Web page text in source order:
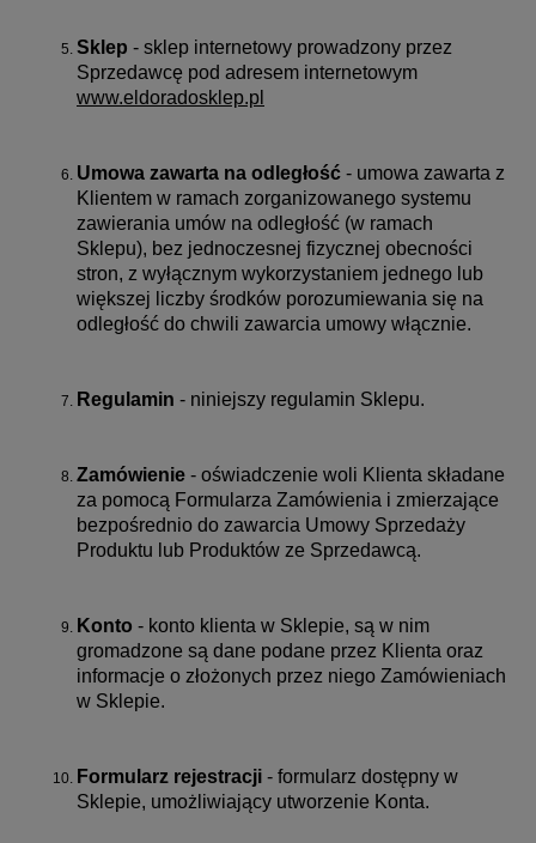
Sklep - sklep internetowy prowadzony przez
Sprzedawcę pod adresem internetowym
www.eldoradosklep.pl
Umowa zawarta na odległość - umowa zawarta z
Klientem w ramach zorganizowanego systemu
zawierania umów na odległość (w ramach
Sklepu), bez jednoczesnej fizycznej obecności
stron, z wyłącznym wykorzystaniem jednego lub
większej liczby środków porozumiewania się na
odległość do chwili zawarcia umowy włącznie.
Regulamin - niniejszy regulamin Sklepu.
Zamówienie - oświadczenie woli Klienta składane
za pomocą Formularza Zamówienia i zmierzające
bezpośrednio do zawarcia Umowy Sprzedaży
Produktu lub Produktów ze Sprzedawcą.
Konto - konto klienta w Sklepie, są w nim
gromadzone są dane podane przez Klienta oraz
informacje o złożonych przez niego Zamówieniach
w Sklepie.
Formularz rejestracji - formularz dostępny w
Sklepie, umożliwiający utworzenie Konta.